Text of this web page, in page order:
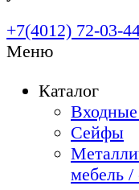
+7(4012) 72-03-
Меню
Каталог
Сейфы
мебель /